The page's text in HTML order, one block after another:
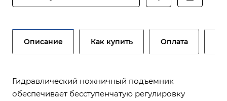
Описание Как купить Оплата
Гидравлический ножничный подъемник
обеспечивает бесступенчатую регулировку